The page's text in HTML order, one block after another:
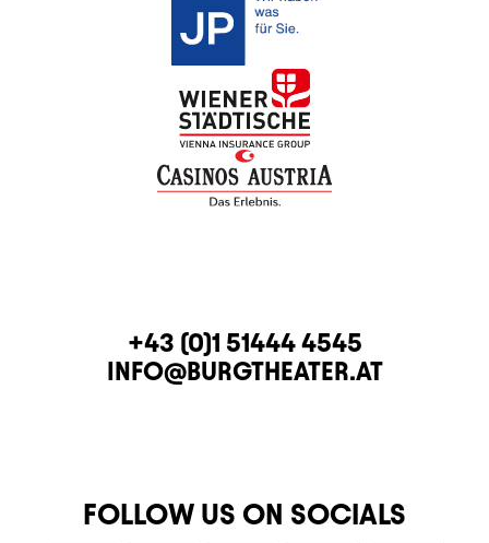
CONTACTTELEPHONE
+43 (0)1 51444 4545
E-MAIL
INFO@BURGTHEATER.AT
FOLLOW US ON SOCIALS